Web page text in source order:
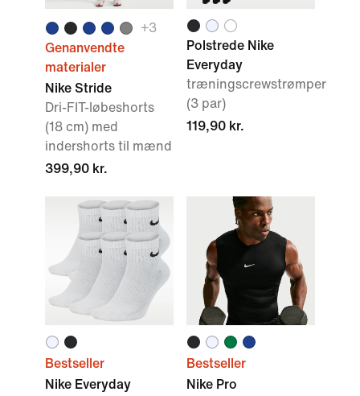
+3
Genanvendte
materialer
Nike Stride
Dri-FIT-løbeshorts
(18 cm) med
indershorts til mænd
399,90 kr.
Polstrede Nike
Everyday
træningscrewstrømper
(3 par)
119,90 kr.
Bestseller
Nike Everyday
Bestseller
Nike Pro